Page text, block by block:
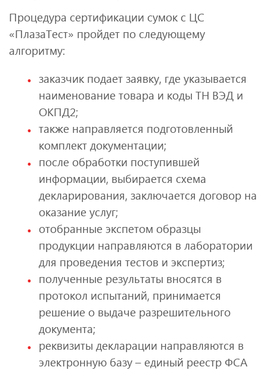
Процедура сертификации сумок с ЦС
«ПлазаТест» пройдет по следующему
алгоритму:
заказчик подает заявку, где указывается
наименование товара и коды ТН ВЭД и
ОКПД2;
также направляется подготовленный
комплект документации;
после обработки поступившей
информации, выбирается схема
декларирования, заключается договор на
оказание услуг;
отобранные экспетом образцы
продукции направляются в лаборатории
для проведения тестов и экспертиз;
полученные результаты вносятся в
протокол испытаний, принимается
решение о выдаче разрешительного
документа;
реквизиты декларации направляются в
электронную базу – единый реестр ФСА